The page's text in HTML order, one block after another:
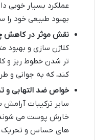
عملکرد بسیار خوبی
بهبود طبیعی خود را
نقش موثر در کاهش
کلاژن سازی و بهبود
تر شدن خطوط ریز و
کند، که به جوانی و
خواص ضد التهابی و
سایر ترکیبات
خارش پوست می
های حساس و تحریک